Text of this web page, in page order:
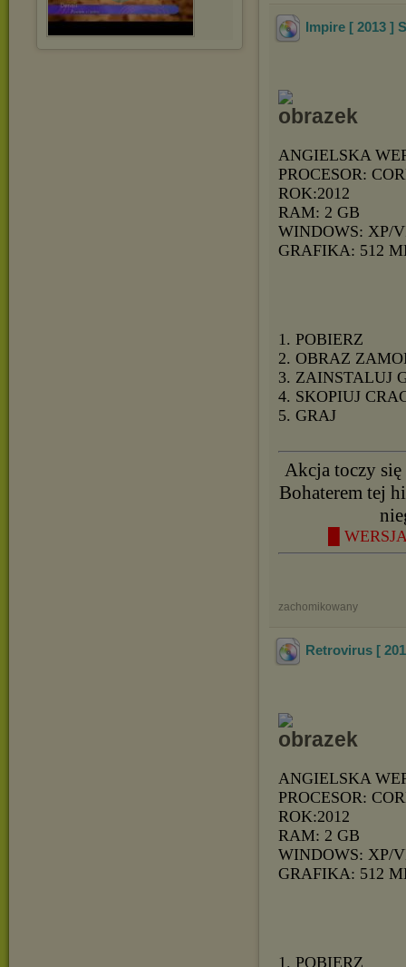
Impire [ 2013 ]
ANGIELSKA
PROCESOR:
ROK:2012
RAM: 2 GB
WINDOWS: XP/
GRAFIKA: 512
1. POBIERZ
2. OBRAZ
3. ZAINSTALUJ
4. SKOPIUJ
5. GRAJ
Akcja toczy
Bohaterem tej
█
zachomikowany
Retrovirus [
ANGIELSKA
PROCESOR:
ROK:2012
RAM: 2 GB
WINDOWS: XP/
GRAFIKA: 512
1. POBIERZ